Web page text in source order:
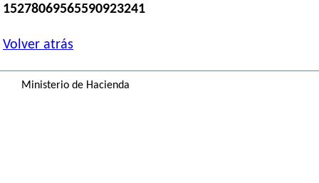
15278069565590923241
Volver atrás
Ministerio de Hacienda